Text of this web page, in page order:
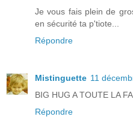
Je vous fais plein de
en sécurité ta p'tiote...
Répondre
Mistinguette 11
BIG HUG A TOUTE LA
Répondre